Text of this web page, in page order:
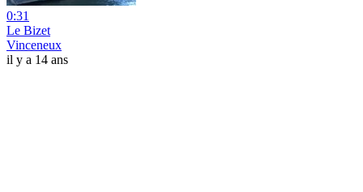
0:31
Le Bizet
Vinceneux
il y a 14 ans